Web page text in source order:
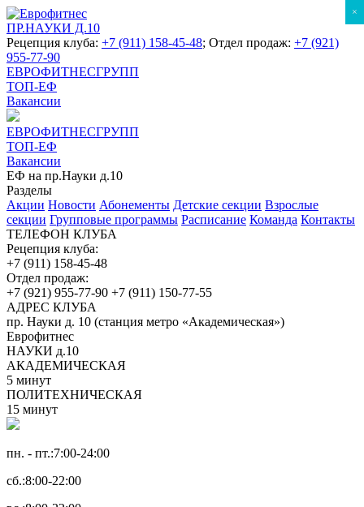
ПР.НАУКИ Д.10
Рецепция клуба: +7 (911) 158-45-48; Отдел продаж: +7 (921)
955-77-90
ЕВРОФИТНЕСГРУПП
ТОП-ЕФ
Вакансии
ЕВРОФИТНЕСГРУПП
ТОП-ЕФ
Вакансии
ЕФ на пр.Науки д.10
Разделы
Акции Новости Абонементы Детские секции Взрослые
секции Групповые программы Расписание Команда Контакты
ТЕЛЕФОН КЛУБА
Рецепция клуба:
+7 (911) 158-45-48
Отдел продаж:
+7 (921) 955-77-90 +7 (911) 150-77-55
АДРЕС КЛУБА
пр. Науки д. 10 (станция метро «Академическая»)
Еврофитнес
НАУКИ д.10
АКАДЕМИЧЕСКАЯ
5 минут
ПОЛИТЕХНИЧЕСКАЯ
15 минут
пн. - пт.:7:00-24:00
сб.:8:00-22:00
×